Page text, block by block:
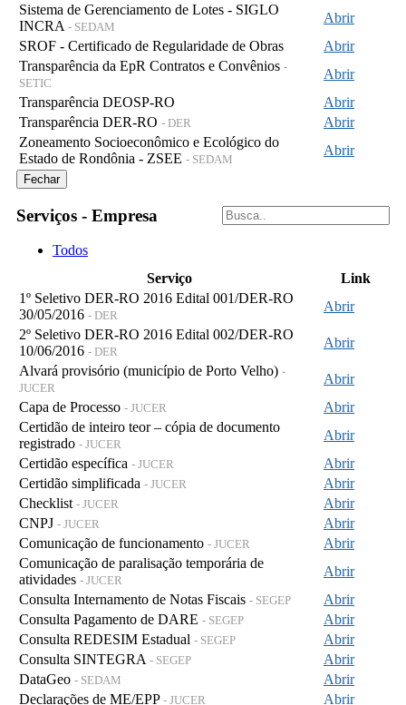
Sistema de Gerenciamento de Lotes - SIGLO
INCRA - SEDAM
Abrir
SROF - Certificado de Regularidade de Obras
Abrir
Transparência da EpR Contratos e Convênios -
SETIC
Abrir
Transparência DEOSP-RO
Abrir
Transparência DER-RO - DER
Abrir
Zoneamento Socioeconômico e Ecológico do
Estado de Rondônia - ZSEE - SEDAM
Abrir
Fechar
Serviços - Empresa
Todos
Serviço
Link
1º Seletivo DER-RO 2016 Edital 001/DER-RO
30/05/2016 - DER
Abrir
2º Seletivo DER-RO 2016 Edital 002/DER-RO
10/06/2016 - DER
Abrir
Alvará provisório (município de Porto Velho) -
JUCER
Abrir
Capa de Processo - JUCER
Abrir
Certidão de inteiro teor – cópia de documento
registrado - JUCER
Abrir
Certidão específica - JUCER
Abrir
Certidão simplificada - JUCER
Abrir
Checklist - JUCER
Abrir
CNPJ - JUCER
Abrir
Comunicação de funcionamento - JUCER
Abrir
Comunicação de paralisação temporária de
atividades - JUCER
Abrir
Consulta Internamento de Notas Fiscais - SEGEP
Abrir
Consulta Pagamento de DARE - SEGEP
Abrir
Consulta REDESIM Estadual - SEGEP
Abrir
Consulta SINTEGRA - SEGEP
Abrir
DataGeo - SEDAM
Abrir
Declarações de ME/EPP - JUCER Abrir